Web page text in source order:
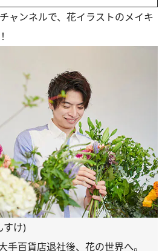
ャンネルで、花イラストのメイキ
すけ)
手百貨店退社後、花の世界へ。